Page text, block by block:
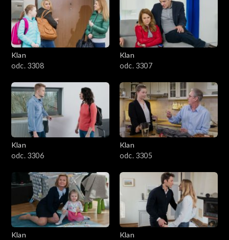
Klan
odc. 3308
Klan
odc. 3307
Klan
odc. 3306
Klan
odc. 3305
Klan
Klan